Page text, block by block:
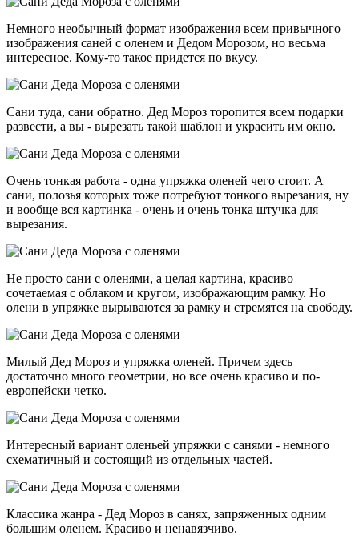
Немного необычный формат изображения всем привычного
изображения саней с оленем и Дедом Морозом, но весьма
интересное. Кому-то такое придется по вкусу.
Сани туда, сани обратно. Дед Мороз торопится всем подарки
развести, а вы - вырезать такой шаблон и украсить им окно.
Очень тонкая работа - одна упряжка оленей чего стоит. А
сани, полозья которых тоже потребуют тонкого вырезания, ну
и вообще вся картинка - очень и очень тонка штучка для
вырезания.
Не просто сани с оленями, а целая картина, красиво
сочетаемая с облаком и кругом, изображающим рамку. Но
олени в упряжке вырываются за рамку и стремятся на свободу.
Милый Дед Мороз и упряжка оленей. Причем здесь
достаточно много геометрии, но все очень красиво и по-
европейски четко.
Интересный вариант оленьей упряжки с санями - немного
схематичный и состоящий из отдельных частей.
Классика жанра - Дед Мороз в санях, запряженных одним
большим оленем. Красиво и ненавязчиво.